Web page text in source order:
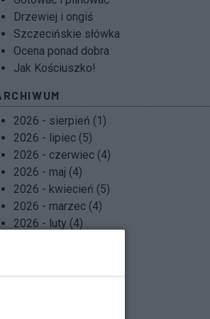
Drzewiej i ongiś
Szczecińskie słówka
Ocena ponad dobra
Jak Kościuszko!
2026 - sierpień (1)
2026 - lipiec (5)
2026 - czerwiec (4)
2026 - maj (4)
2026 - kwiecień (5)
2026 - marzec (4)
2026 - luty (4)